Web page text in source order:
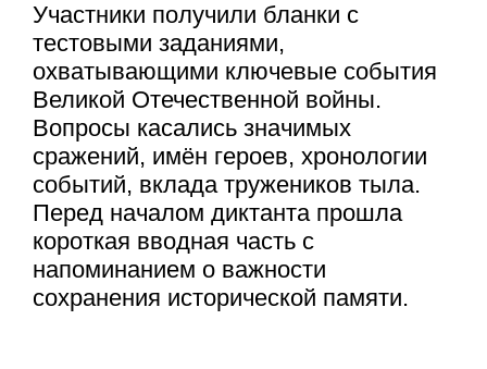
Участники получили бланки с
тестовыми заданиями,
охватывающими ключевые события
Великой Отечественной войны.
Вопросы касались значимых
сражений, имён героев, хронологии
событий, вклада тружеников тыла.
Перед началом диктанта прошла
короткая вводная часть с
напоминанием о важности
сохранения исторической памяти.